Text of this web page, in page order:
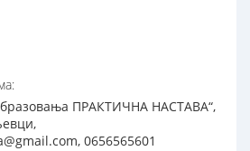
ПРАКТИЧНА НАСТАВА“,
0656565601